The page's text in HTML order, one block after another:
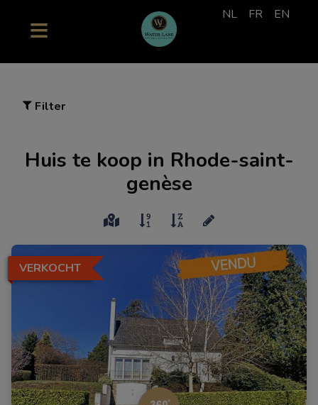
NL FR EN
Filter
Huis te koop in Rhode-saint-
genèse
VERKOCHT